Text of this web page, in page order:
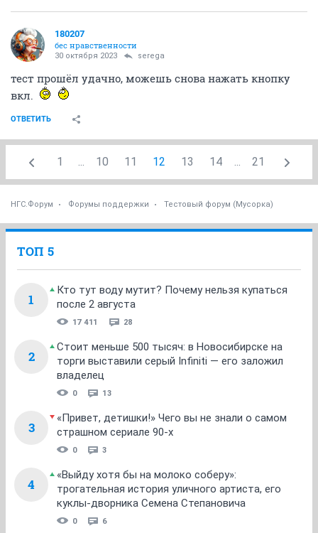
180207
бес нравственности
30 октября 2023 serega
тест прошёл удачно, можешь снова нажать кнопку
вкл.
ОТВЕТИТЬ
1 ... 10 11 12 13 14 ... 21
НГС.Форум Форумы поддержки Тестовый форум (Мусорка)
ТОП 5
1
Кто тут воду мутит? Почему нельзя купаться
после 2 августа
17 411 28
2
Стоит меньше 500 тысяч: в Новосибирске на
торги выставили серый Infiniti — его заложил
владелец
0 13
3
«Привет, детишки!» Чего вы не знали о самом
страшном сериале 90-х
0 3
4
«Выйду хотя бы на молоко соберу»:
трогательная история уличного артиста, его
куклы-дворника Семена Степановича
0 6